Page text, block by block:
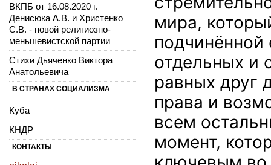
мира,
отдельных и
равных друг
права и
всем
момент,
ВКПБ от 16.08.2020 г.
Денисюка А.В. и Христенко
С.В. - новой религиозно-
меньшевистской партии
Стихи Дьяченко Виктора
Анатольевича
В СТРАНАХ СОЦИАЛИЗМА
Куба
КНДР
КОНТАКТЫ